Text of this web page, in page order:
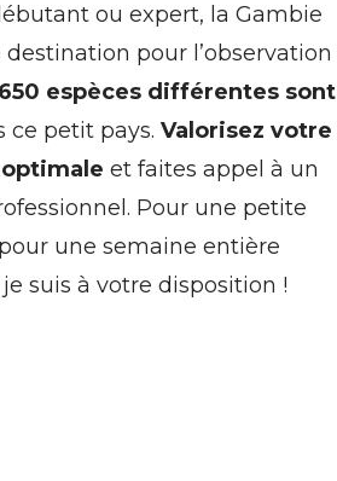
ou expert, la Gambie
pour l’observation
650 espèces différentes sont
ce petit pays. Valorisez votre
et faites appel à un
Pour une petite
une semaine entière
suis à votre disposition !